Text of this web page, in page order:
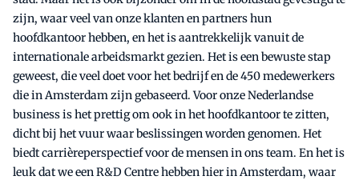
zijn, waar veel van onze klanten en partners hun
hoofdkantoor hebben, en het is aantrekkelijk vanuit de
internationale arbeidsmarkt gezien. Het is een bewuste stap
geweest, die veel doet voor het bedrijf en de 450 medewerkers
die in Amsterdam zijn gebaseerd. Voor onze Nederlandse
business is het prettig om ook in het hoofdkantoor te zitten,
dicht bij het vuur waar beslissingen worden genomen. Het
biedt carrièreperspectief voor de mensen in ons team. En het is
leuk dat we een R&D Centre hebben hier in Amsterdam, waar